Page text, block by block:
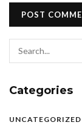
Categories
UNCATEGORIZED